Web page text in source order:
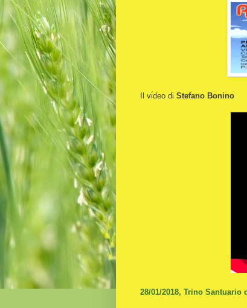
Il video di Stefano Bonino
28/01/2018, Trino Santuario